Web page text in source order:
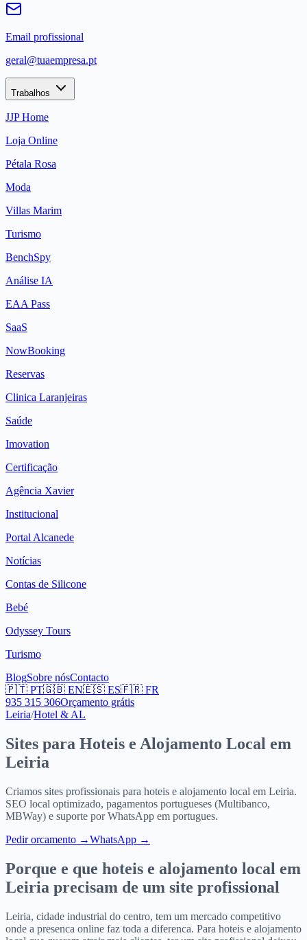
Email profissional
geral@tuaempresa.pt
Trabalhos
JJP Home
Loja Online
Pétala Rosa
Moda
Villas Marim
Turismo
BenchSpy
Análise IA
EAA Pass
SaaS
NowBooking
Reservas
Clinica Laranjeiras
Saúde
Imovation
Certificação
Agência Xavier
Institucional
Portal Alcanede
Notícias
Contas de Silicone
Bebé
Odyssey Tours
Turismo
BlogSobre nósContacto
🇵🇹 PT🇬🇧 EN🇪🇸 ES🇫🇷 FR
935 315 306Orçamento grátis
Leiria/Hotel & AL
Sites para Hoteis e Alojamento Local em
Leiria
Criamos sites profissionais para hoteis e alojamento local em Leiria.
SEO local optimizado, pagamentos portugueses (Multibanco,
MBWay) e suporte por WhatsApp em portugues.
Pedir orcamento →WhatsApp →
Porque e que hoteis e alojamento local em
Leiria precisam de um site profissional
Leiria, cidade industrial do centro, tem um mercado competitivo
onde a presenca online faz toda a diferenca. Para hoteis e alojamento